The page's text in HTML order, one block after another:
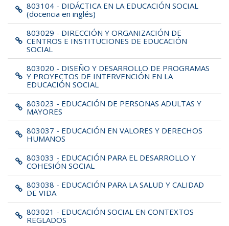
803104 - DIDÁCTICA EN LA EDUCACIÓN SOCIAL
(docencia en inglés)
803029 - DIRECCIÓN Y ORGANIZACIÓN DE
CENTROS E INSTITUCIONES DE EDUCACIÓN
SOCIAL
803020 - DISEÑO Y DESARROLLO DE PROGRAMAS
Y PROYECTOS DE INTERVENCIÓN EN LA
EDUCACIÓN SOCIAL
803023 - EDUCACIÓN DE PERSONAS ADULTAS Y
MAYORES
803037 - EDUCACIÓN EN VALORES Y DERECHOS
HUMANOS
803033 - EDUCACIÓN PARA EL DESARROLLO Y
COHESIÓN SOCIAL
803038 - EDUCACIÓN PARA LA SALUD Y CALIDAD
DE VIDA
803021 - EDUCACIÓN SOCIAL EN CONTEXTOS
REGLADOS